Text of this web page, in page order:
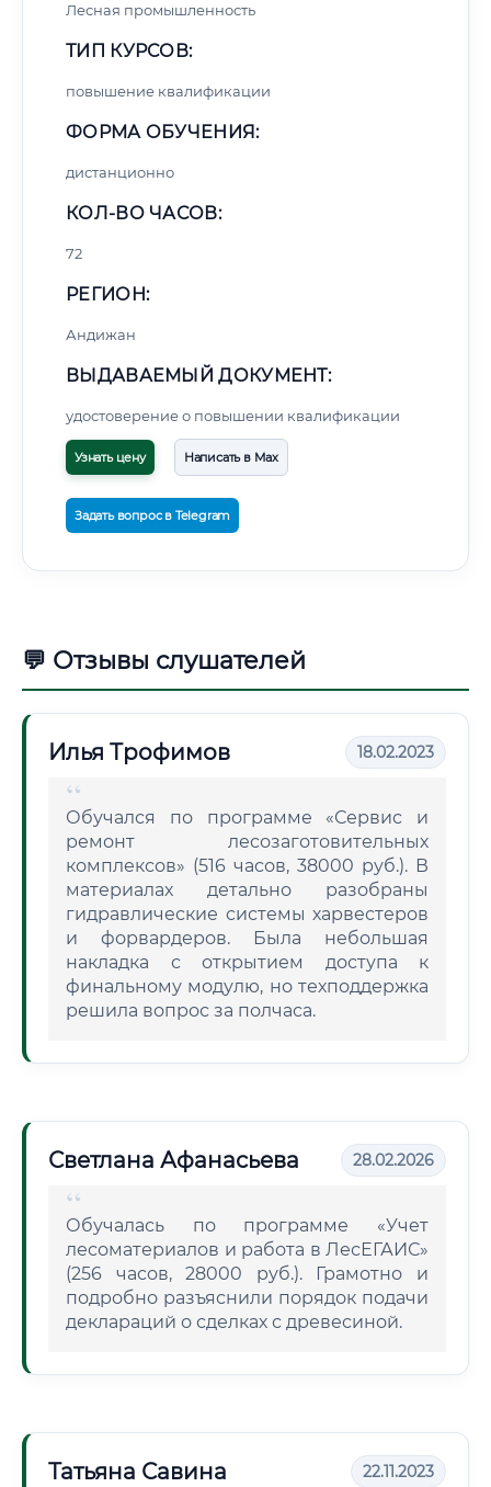
Лесная промышленность
ТИП КУРСОВ:
повышение квалификации
ФОРМА ОБУЧЕНИЯ:
дистанционно
КОЛ-ВО ЧАСОВ:
72
РЕГИОН:
Андижан
ВЫДАВАЕМЫЙ ДОКУМЕНТ:
удостоверение о повышении квалификации
Узнать цену Написать в Max
Задать вопрос в Telegram
💬 Отзывы слушателей
Илья Трофимов 18.02.2023
Обучался по программе «Сервис и
ремонт лесозаготовительных
комплексов» (516 часов, 38000 руб.). В
материалах детально разобраны
гидравлические системы харвестеров
и форвардеров. Была небольшая
накладка с открытием доступа к
финальному модулю, но техподдержка
решила вопрос за полчаса.
Светлана Афанасьева 28.02.2026
Обучалась по программе «Учет
лесоматериалов и работа в ЛесЕГАИС»
(256 часов, 28000 руб.). Грамотно и
подробно разъяснили порядок подачи
деклараций о сделках с древесиной.
Татьяна Савина 22.11.2023